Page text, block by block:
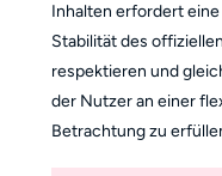
Inhalten erfordert
Stabilität des
respektieren und
der Nutzer an einer
Betrachtung zu